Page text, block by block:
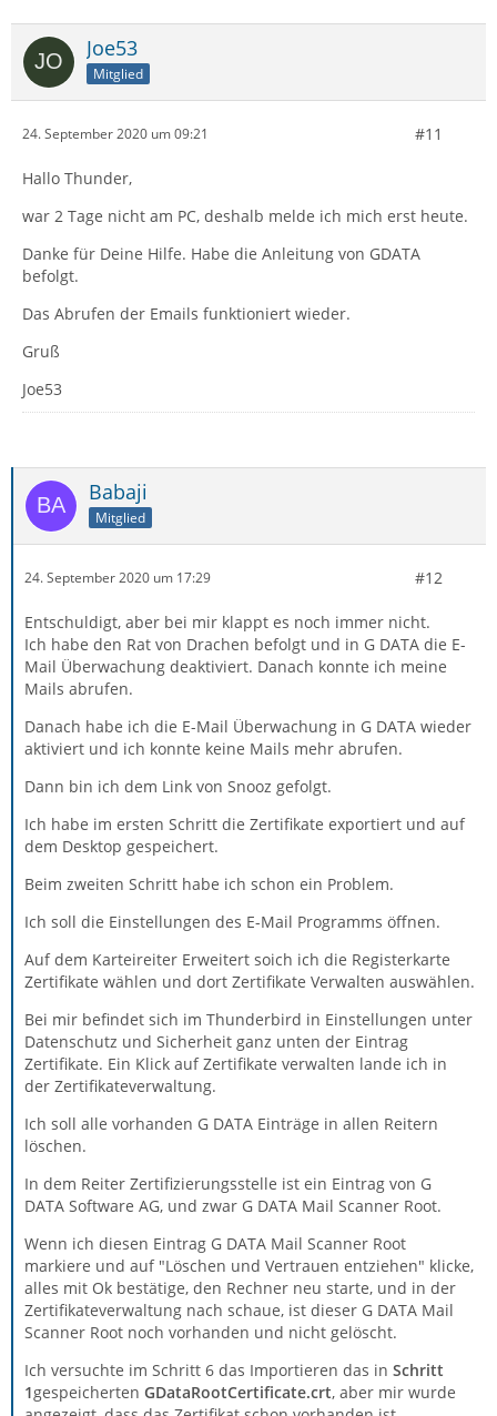
Joe53
Mitglied
24. September 2020 um 09:21 #11
Hallo Thunder,
war 2 Tage nicht am PC, deshalb melde ich mich erst heute.
Danke für Deine Hilfe. Habe die Anleitung von GDATA
befolgt.
Das Abrufen der Emails funktioniert wieder.
Gruß
Joe53
Babaji
Mitglied
24. September 2020 um 17:29 #12
Entschuldigt, aber bei mir klappt es noch immer nicht.
Ich habe den Rat von Drachen befolgt und in G DATA die E-
Mail Überwachung deaktiviert. Danach konnte ich meine
Mails abrufen.
Danach habe ich die E-Mail Überwachung in G DATA wieder
aktiviert und ich konnte keine Mails mehr abrufen.
Dann bin ich dem Link von Snooz gefolgt.
Ich habe im ersten Schritt die Zertifikate exportiert und auf
dem Desktop gespeichert.
Beim zweiten Schritt habe ich schon ein Problem.
Ich soll die Einstellungen des E-Mail Programms öffnen.
Auf dem Karteireiter Erweitert soich ich die Registerkarte
Zertifikate wählen und dort Zertifikate Verwalten auswählen.
Bei mir befindet sich im Thunderbird in Einstellungen unter
Datenschutz und Sicherheit ganz unten der Eintrag
Zertifikate. Ein Klick auf Zertifikate verwalten lande ich in
der Zertifikateverwaltung.
Ich soll alle vorhanden G DATA Einträge in allen Reitern
löschen.
In dem Reiter Zertifizierungsstelle ist ein Eintrag von G
DATA Software AG, und zwar G DATA Mail Scanner Root.
Wenn ich diesen Eintrag G DATA Mail Scanner Root
markiere und auf "Löschen und Vertrauen entziehen" klicke,
alles mit Ok bestätige, den Rechner neu starte, und in der
Zertifikateverwaltung nach schaue, ist dieser G DATA Mail
Scanner Root noch vorhanden und nicht gelöscht.
Ich versuchte im Schritt 6 das Importieren das in Schritt
1gespeicherten GDataRootCertificate.crt, aber mir wurde